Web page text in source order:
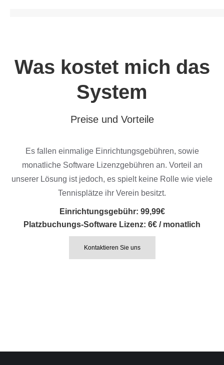
Was kostet mich das
System
Preise und Vorteile
Es fallen einmalige Einrichtungsgebühren, sowie
monatliche Software Lizenzgebühren an. Vorteil an
unserer Lösung ist jedoch, es spielt keine Rolle wie viele
Tennisplätze ihr Verein besitzt.
Einrichtungsgebühr: 99,99€
Platzbuchungs-Software Lizenz: 6€ / monatlich
Kontaktieren Sie uns